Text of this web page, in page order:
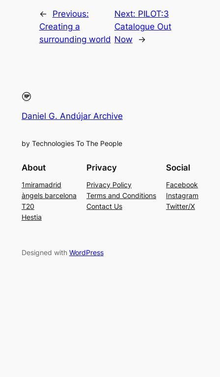
←
Previous:
Creating a
surrounding world
Next: PILOT:3
Catalogue Out
Now
→
Daniel G. Andújar Archive
by Technologies To The People
About
1miramadrid
àngels barcelona
T20
Hestia
Privacy
Privacy Policy
Terms and Conditions
Contact Us
Social
Facebook
Instagram
Twitter/X
Designed with WordPress